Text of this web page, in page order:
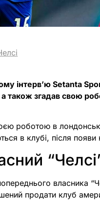
інтерв’ю Setanta
також згадав свою
роботою в
в клубі, після появи
власника
продати клуб